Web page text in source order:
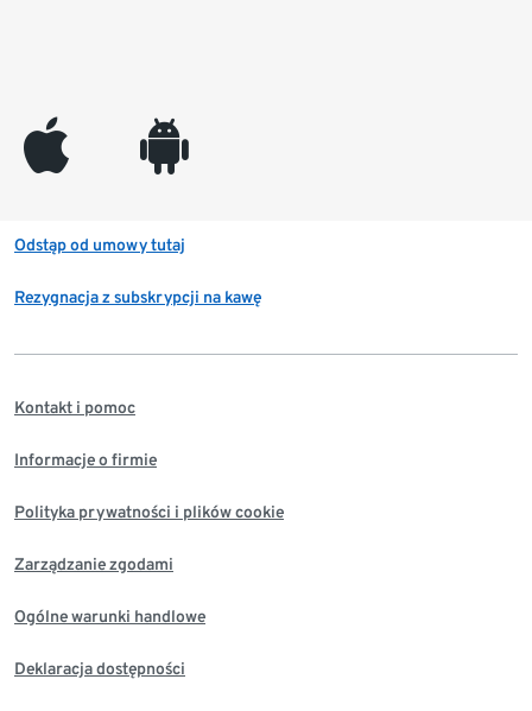
appleinc android
Odstąp od umowy tutaj
Rezygnacja z subskrypcji na kawę
Kontakt i pomoc
Informacje o firmie
Polityka prywatności i plików cookie
Zarządzanie zgodami
Ogólne warunki handlowe
Deklaracja dostępności